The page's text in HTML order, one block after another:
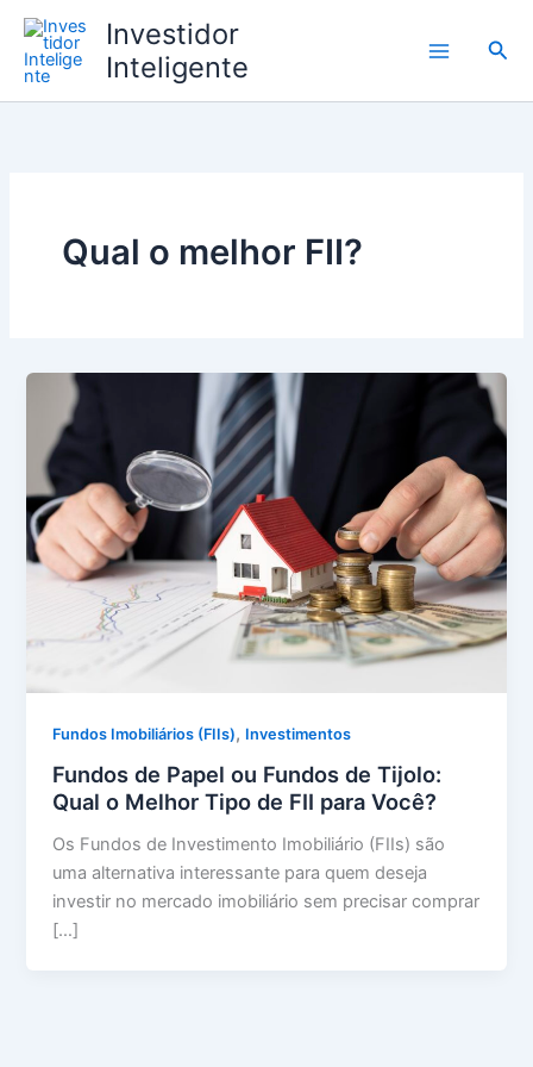
para
conteúdo
Investidor
Inteligente
Qual o melhor FII?
Fundos Imobiliários (FIIs), Investimentos
Fundos de Papel ou Fundos de Tijolo:
Qual o Melhor Tipo de FII para Você?
Os Fundos de Investimento Imobiliário (FIIs) são
uma alternativa interessante para quem deseja
investir no mercado imobiliário sem precisar comprar
[…]